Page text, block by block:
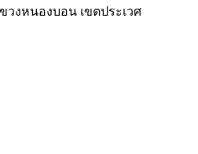
งหนองบอน เขตประเวศ